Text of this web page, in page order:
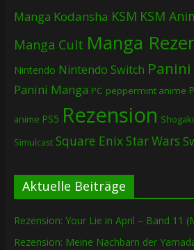
Manga Kodansha KSM KSM
Manga Cult Manga
Nintendo Nintendo Switch Panini
Panini Manga PC peppermint anime
anime PS5 Rezension
Simulcast Square EnixStar Wars
Aktuelle Beiträge
Rezension: Your Lie in April – Band 11
Rezension: Meine Nachbarn der